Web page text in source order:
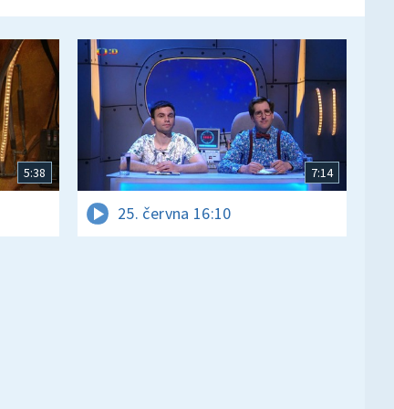
5:38 7:14
25. června 16:10